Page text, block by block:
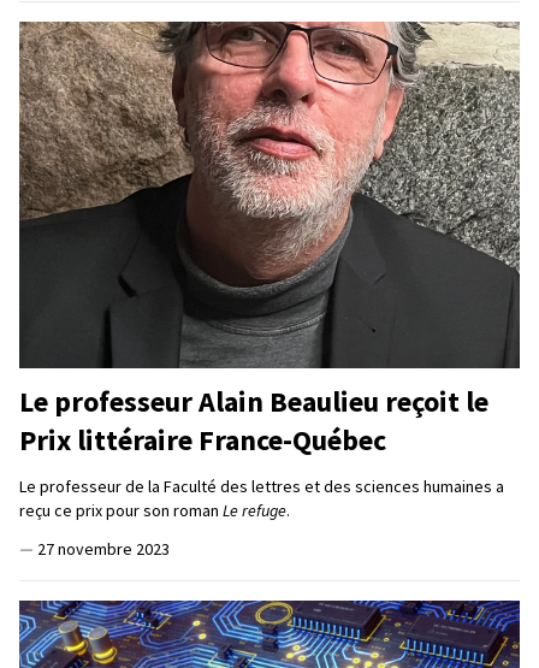
Le professeur Alain Beaulieu reçoit le
Prix littéraire France-Québec
Le professeur de la Faculté des lettres et des sciences humaines a
reçu ce prix pour son roman Le refuge.
— 27 novembre 2023